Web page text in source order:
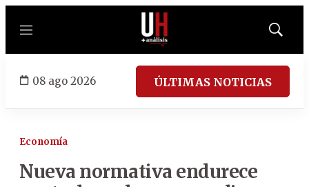
Menú
Mostrar
08 ago 2026 ÚLTIMAS NOTICIAS
Economía
Nueva normativa endurece